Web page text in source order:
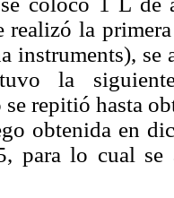
realizó la
instruments),
la
repitió hasta
obtenida en
para lo cual